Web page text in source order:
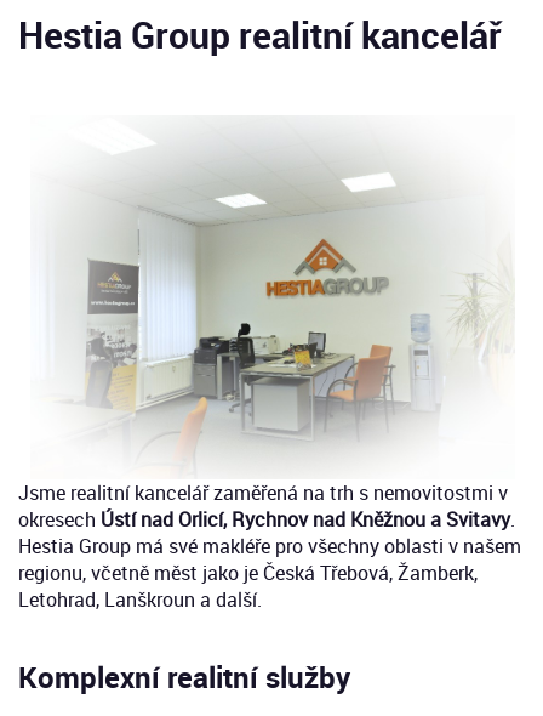
Hestia Group realitní kancelář
Jsme realitní kancelář zaměřená na trh s nemovitostmi v
okresech Ústí nad Orlicí, Rychnov nad Kněžnou a Svitavy.
Hestia Group má své makléře pro všechny oblasti v našem
regionu, včetně měst jako je Česká Třebová, Žamberk,
Letohrad, Lanškroun a další.
Komplexní realitní služby